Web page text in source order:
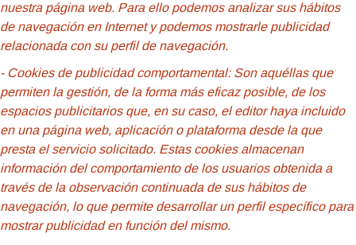
nuestra página web. Para ello podemos analizar sus hábitos
de navegación en Internet y podemos mostrarle publicidad
relacionada con su perfil de navegación.
- Cookies de publicidad comportamental: Son aquéllas que
permiten la gestión, de la forma más eficaz posible, de los
espacios publicitarios que, en su caso, el editor haya incluido
en una página web, aplicación o plataforma desde la que
presta el servicio solicitado. Estas cookies almacenan
información del comportamiento de los usuarios obtenida a
través de la observación continuada de sus hábitos de
navegación, lo que permite desarrollar un perfil específico para
mostrar publicidad en función del mismo.